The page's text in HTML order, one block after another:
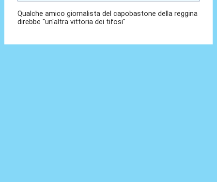
Qualche amico giornalista del capobastone della reggina
direbbe "un'altra vittoria dei tifosi"